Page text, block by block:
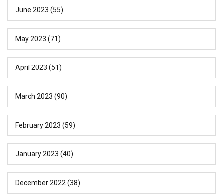
June 2023 (55)
May 2023 (71)
April 2023 (51)
March 2023 (90)
February 2023 (59)
January 2023 (40)
December 2022 (38)